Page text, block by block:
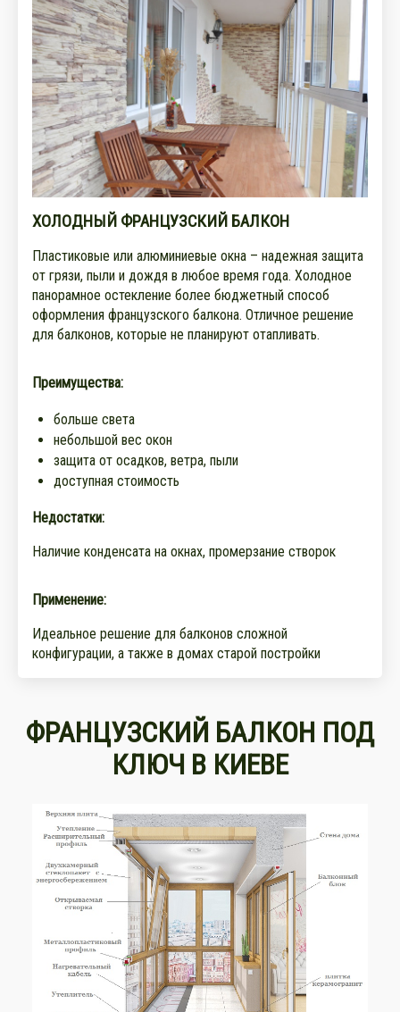
ХОЛОДНЫЙ ФРАНЦУЗСКИЙ БАЛКОН
Пластиковые или алюминиевые окна – надежная защита
от грязи, пыли и дождя в любое время года. Холодное
панорамное остекление более бюджетный способ
оформления французского балкона. Отличное решение
для балконов, которые не планируют отапливать.
Преимущества:
больше света
небольшой вес окон
защита от осадков, ветра, пыли
доступная стоимость
Недостатки:
Наличие конденсата на окнах, промерзание створок
Применение:
Идеальное решение для балконов сложной
конфигурации, а также в домах старой постройки
ФРАНЦУЗСКИЙ БАЛКОН ПОД
КЛЮЧ В КИЕВЕ